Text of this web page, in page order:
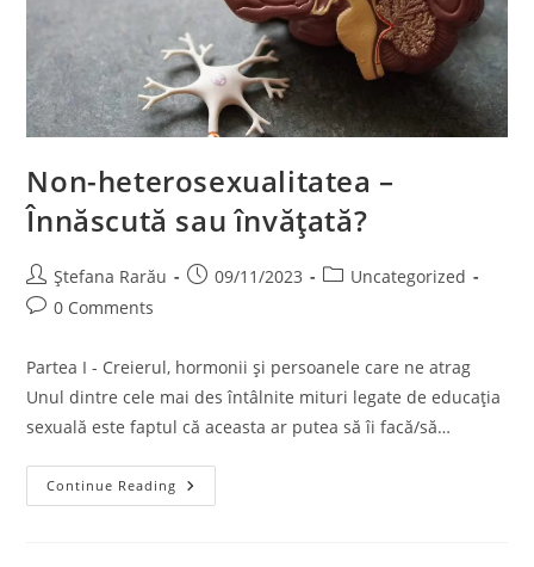
Non-heterosexualitatea –
Înnăscută sau învățată?
Ștefana Rarău 09/11/2023
Uncategorized
0 Comments
Partea I - Creierul, hormonii și persoanele care ne atrag
Unul dintre cele mai des întâlnite mituri legate de educația
sexuală este faptul că aceasta ar putea să îi facă/să…
Continue Reading